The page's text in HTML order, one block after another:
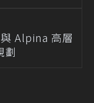
Alpina 高層
劃